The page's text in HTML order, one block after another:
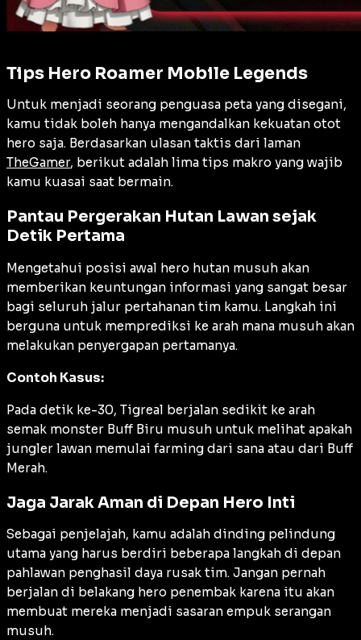
Tips Hero Roamer Mobile Legends
Untuk menjadi seorang penguasa peta yang disegani,
kamu tidak boleh hanya mengandalkan kekuatan otot
hero saja. Berdasarkan ulasan taktis dari laman
TheGamer, berikut adalah lima tips makro yang wajib
kamu kuasai saat bermain.
Pantau Pergerakan Hutan Lawan sejak
Detik Pertama
Mengetahui posisi awal hero hutan musuh akan
memberikan keuntungan informasi yang sangat besar
bagi seluruh jalur pertahanan tim kamu. Langkah ini
berguna untuk memprediksi ke arah mana musuh akan
melakukan penyergapan pertamanya.
Contoh Kasus:
Pada detik ke-30, Tigreal berjalan sedikit ke arah
semak monster Buff Biru musuh untuk melihat apakah
jungler lawan memulai farming dari sana atau dari Buff
Merah.
Jaga Jarak Aman di Depan Hero Inti
Sebagai penjelajah, kamu adalah dinding pelindung
utama yang harus berdiri beberapa langkah di depan
pahlawan penghasil daya rusak tim. Jangan pernah
berjalan di belakang hero penembak karena itu akan
membuat mereka menjadi sasaran empuk serangan
musuh.